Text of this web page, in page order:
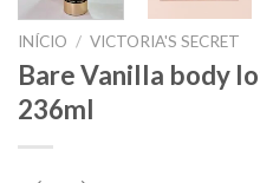
INÍCIO / VICTORIA'S SECRET
Bare Vanilla body
236ml